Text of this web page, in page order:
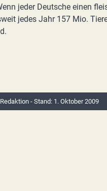
jeder Deutsche einen
jedes Jahr 157 Mio.
- Stand: 1. Oktober 2009